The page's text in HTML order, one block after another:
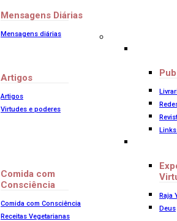
Mensagens Diárias
Mensagens diárias
Artigos
Artigos
Virtudes e poderes
Comida com
Consciência
Comida com Consciência
Receitas Vegetarianas
Raja
Deus